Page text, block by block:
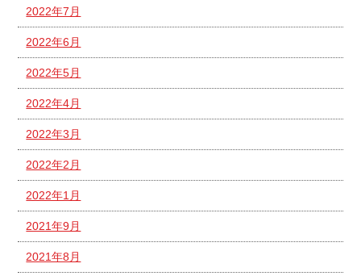
2022年7月
2022年6月
2022年5月
2022年4月
2022年3月
2022年2月
2022年1月
2021年9月
2021年8月